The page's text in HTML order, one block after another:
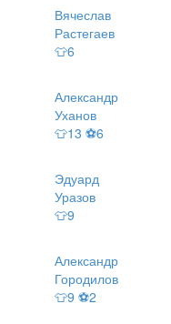
Вячеслав
Растегаев
👕6
Александр
Уханов
👕13 ⚽6
Эдуард
Уразов
👕9
Александр
Городилов
👕9 ⚽2